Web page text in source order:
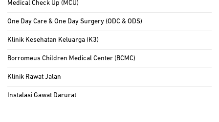
Medical Check Up (MCU)
One Day Care & One Day Surgery (ODC & ODS)
Klinik Kesehatan Keluarga (K3)
Borromeus Children Medical Center (BCMC)
Klinik Rawat Jalan
Instalasi Gawat Darurat